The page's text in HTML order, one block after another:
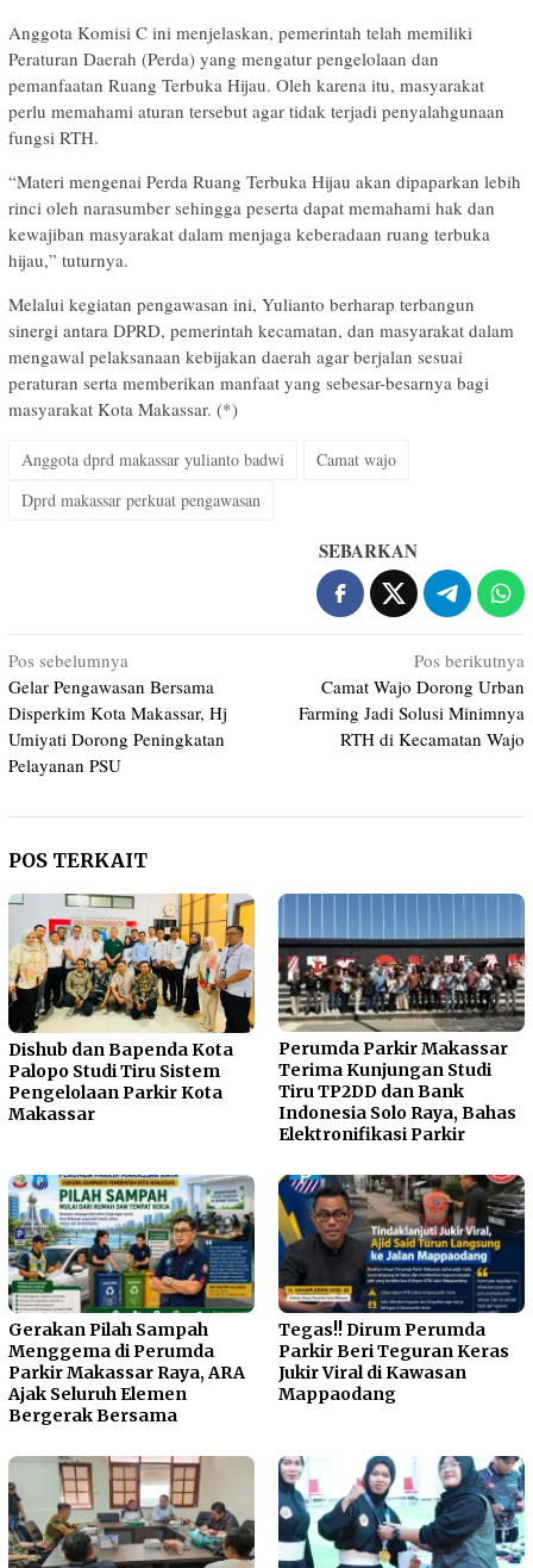
Anggota Komisi C ini menjelaskan, pemerintah telah memiliki
Peraturan Daerah (Perda) yang mengatur pengelolaan dan
pemanfaatan Ruang Terbuka Hijau. Oleh karena itu, masyarakat
perlu memahami aturan tersebut agar tidak terjadi penyalahgunaan
fungsi RTH.
“Materi mengenai Perda Ruang Terbuka Hijau akan dipaparkan lebih
rinci oleh narasumber sehingga peserta dapat memahami hak dan
kewajiban masyarakat dalam menjaga keberadaan ruang terbuka
hijau,” tuturnya.
Melalui kegiatan pengawasan ini, Yulianto berharap terbangun
sinergi antara DPRD, pemerintah kecamatan, dan masyarakat dalam
mengawal pelaksanaan kebijakan daerah agar berjalan sesuai
peraturan serta memberikan manfaat yang sebesar-besarnya bagi
masyarakat Kota Makassar. (*)
Anggota dprd makassar yulianto badwi
Camat wajo
Dprd makassar perkuat pengawasan
SEBARKAN
Navigasi
pos
Pos sebelumnya
Gelar Pengawasan Bersama
Disperkim Kota Makassar, Hj
Umiyati Dorong Peningkatan
Pelayanan PSU
Pos berikutnya
Camat Wajo Dorong Urban
Farming Jadi Solusi Minimnya
RTH di Kecamatan Wajo
POS TERKAIT
Dishub dan Bapenda Kota
Palopo Studi Tiru Sistem
Pengelolaan Parkir Kota
Makassar
Perumda Parkir Makassar
Terima Kunjungan Studi
Tiru TP2DD dan Bank
Indonesia Solo Raya, Bahas
Elektronifikasi Parkir
Gerakan Pilah Sampah
Menggema di Perumda
Parkir Makassar Raya, ARA
Ajak Seluruh Elemen
Bergerak Bersama
Tegas!! Dirum Perumda
Parkir Beri Teguran Keras
Jukir Viral di Kawasan
Mappaodang